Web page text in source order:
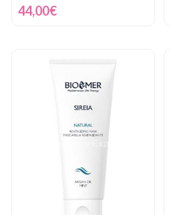
44,00€